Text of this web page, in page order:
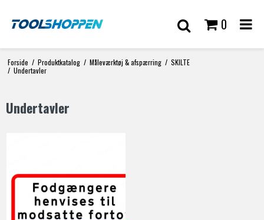
0
Forside / Produktkatalog / Måleværktøj & afspærring / SKILTE
/ Undertavler
Undertavler